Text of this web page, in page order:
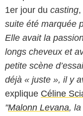
1er jour du casting
suite été marquée
Elle avait la
longs cheveux et
petite scène
déjà « juste », il y
explique Céline
"Malonn Levana,